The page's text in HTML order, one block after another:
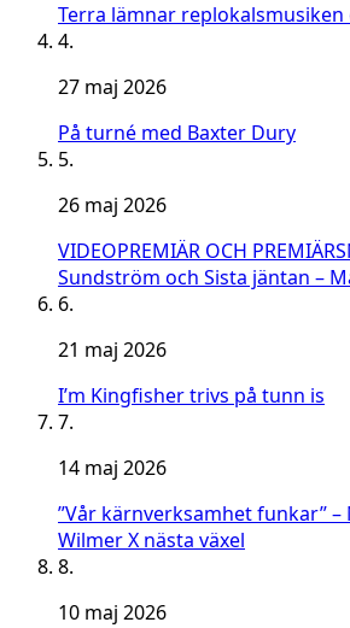
Terra lämnar replokalsmusiken
4.
27 maj 2026
På turné med Baxter Dury
5.
26 maj 2026
VIDEOPREMIÄR OCH
Sundström och Sista jäntan –
6.
21 maj 2026
I’m Kingfisher trivs på tunn is
7.
14 maj 2026
”Vår kärnverksamhet funkar” –
Wilmer X nästa växel
8.
10 maj 2026